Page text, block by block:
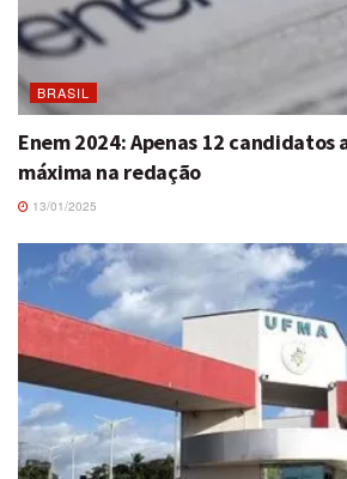
BRASIL
Enem 2024: Apenas 12 candidatos
máxima na redação
13/01/2025